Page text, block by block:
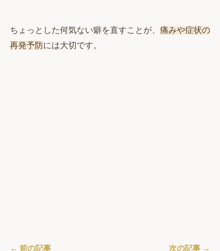
ちょっとした何気ない癖を直すことが、 痛みや症状の
再発予防には大切です。
← 前の記事 次の記事 →